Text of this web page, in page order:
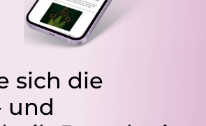
sich die
und